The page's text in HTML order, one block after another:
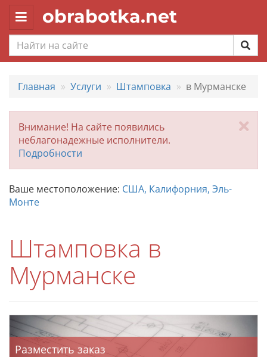
Toggle
navigation
obrabotka.net
Главная Услуги Штамповка в Мурманске
Внимание! На сайте появились
неблагонадежные исполнители.
Подробности
Ваше местоположение: США, Калифорния, Эль-
Монте
Штамповка в
Мурманске
Разместить заказ